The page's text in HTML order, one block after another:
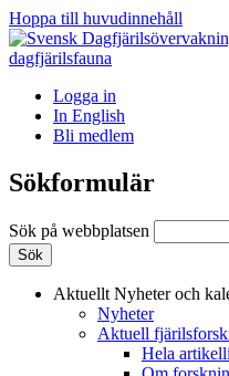
Hoppa till huvudinnehåll
Logga in
In English
Bli medlem
Sökformulär
Sök på webbplatsen
Aktuellt Nyheter och
Nyheter
Aktuell
Hela